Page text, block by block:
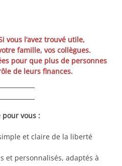
vous l’avez trouvé utile,
famille, vos collègues.
pour que plus de personnes
de leurs finances.
pour vous :
et claire de la liberté
et personnalisés, adaptés à